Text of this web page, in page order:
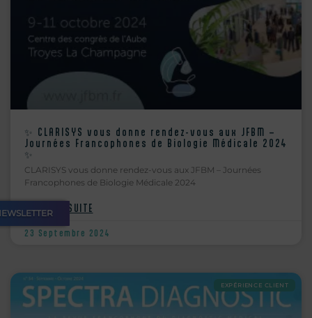
✨ CLARISYS vous donne rendez-vous aux JFBM –
Journées Francophones de Biologie Médicale 2024
✨
CLARISYS vous donne rendez-vous aux JFBM – Journées
Francophones de Biologie Médicale 2024
» LIRE LA SUITE
23 Septembre 2024
EXPÉRIENCE CLIENT